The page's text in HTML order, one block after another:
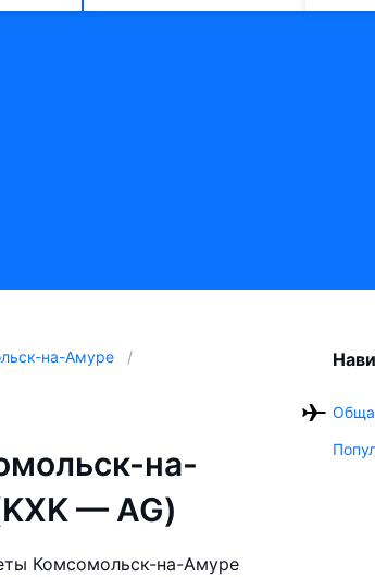
на-Амуре
на-
— AG)
Комсомольск-на-Амуре